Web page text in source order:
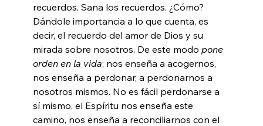
recuerdos. Sana los recuerdos. ¿Cómo?
Dándole importancia a lo que cuenta, es
decir, el recuerdo del amor de Dios y su
mirada sobre nosotros. De este modo pone
orden en la vida; nos enseña a acogernos,
nos enseña a perdonar, a perdonarnos a
nosotros mismos. No es fácil perdonarse a
sí mismo, el Espíritu nos enseña este
camino, nos enseña a reconciliarnos con el